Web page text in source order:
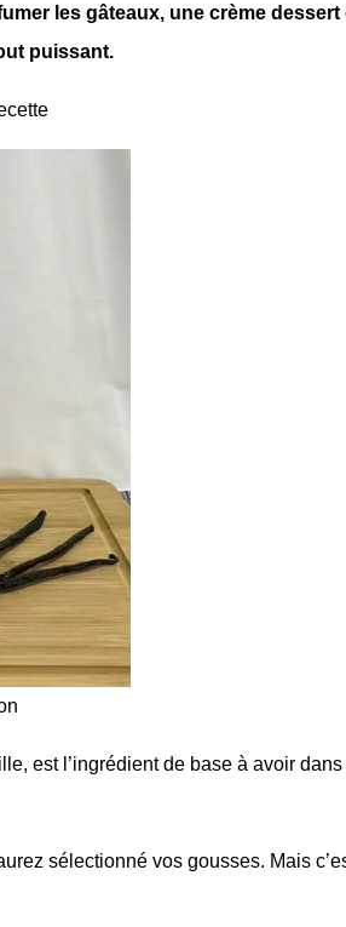
les gâteaux, une crème dessert
puissant.
est l’ingrédient de base à avoir dans
sélectionné vos gousses. Mais